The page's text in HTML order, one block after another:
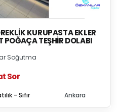
KURUPASTA EKLER
POĞAÇA TEŞHIR DOLABI
Soğutma
Sor
- Sıfır Ankara